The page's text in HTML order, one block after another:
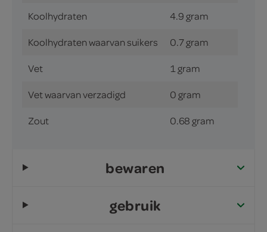
Koolhydraten 4.9 gram
Koolhydraten waarvan suikers 0.7 gram
Vet 1 gram
Vet waarvan verzadigd 0 gram
Zout 0.68 gram
bewaren
gebruik